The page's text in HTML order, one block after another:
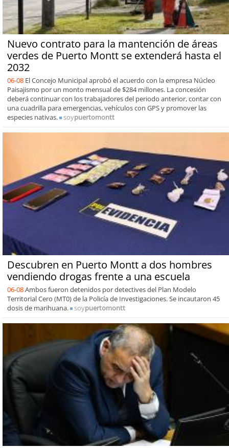
Nuevo contrato para la mantención de áreas
verdes de Puerto Montt se extenderá hasta el
2032
06-08 El Concejo Municipal aprobó el acuerdo con la empresa Núcleo
Paisajismo por un monto mensual de $284 millones. La concesión
deberá continuar con los trabajadores del periodo anterior, contar con
una cuadrilla para emergencias, vehículos con GPS y promover las
especies nativas.
soypuertomontt
Descubren en Puerto Montt a dos hombres
vendiendo drogas frente a una escuela
06-08Ambos fueron detenidos por detectives del Plan Modelo
Territorial Cero (MT0) de la Policía de Investigaciones. Se incautaron 45
dosis de marihuana.
soypuertomontt